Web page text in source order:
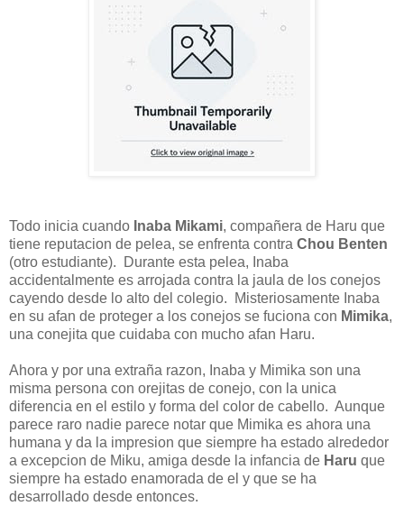
Todo inicia cuando Inaba Mikami, compañera de Haru que
tiene reputacion de pelea, se enfrenta contra Chou Benten
(otro estudiante). Durante esta pelea, Inaba
accidentalmente es arrojada contra la jaula de los conejos
cayendo desde lo alto del colegio. Misteriosamente Inaba
en su afan de proteger a los conejos se fuciona con Mimika,
una conejita que cuidaba con mucho afan Haru.
Ahora y por una extraña razon, Inaba y Mimika son una
misma persona con orejitas de conejo, con la unica
diferencia en el estilo y forma del color de cabello. Aunque
parece raro nadie parece notar que Mimika es ahora una
humana y da la impresion que siempre ha estado alrededor
a excepcion de Miku, amiga desde la infancia de Haru que
siempre ha estado enamorada de el y que se ha
desarrollado desde entonces.